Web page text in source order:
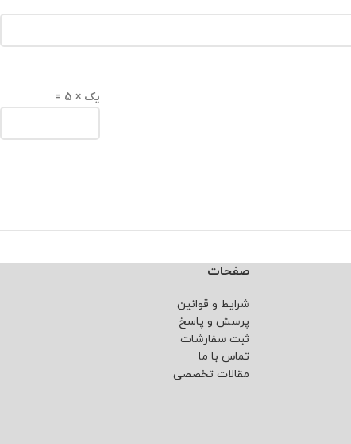
یک × 5 =
صفحات
شرایط و قوانین
پرسش و پاسخ
ثبت سفارشات
تماس با ما
مقالات تخصصی